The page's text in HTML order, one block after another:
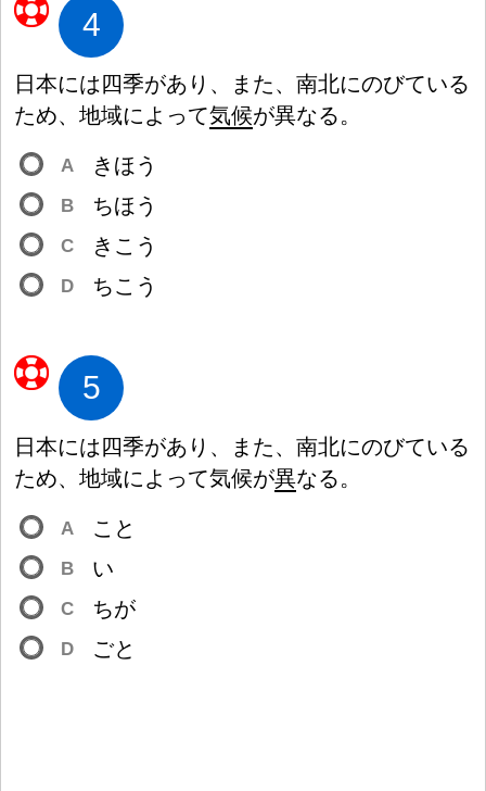
4
日 本には 四季があり、また、 南北にのびている
ため、 地域によって気候が異なる。
A きほう
B ちほう
C きこう
D ちこう
5
日 本には 四季があり、また、 南北にのびている
ため、 地域によって気候が異なる。
A こと
B い
C ちが
D ごと